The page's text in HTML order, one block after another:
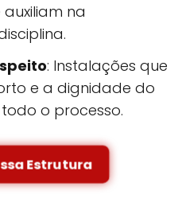
na
: Instalações que
e a dignidade do
o processo.
Estrutura